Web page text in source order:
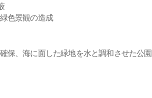
色景観の造成
、海に面した緑地を水と調和させた公